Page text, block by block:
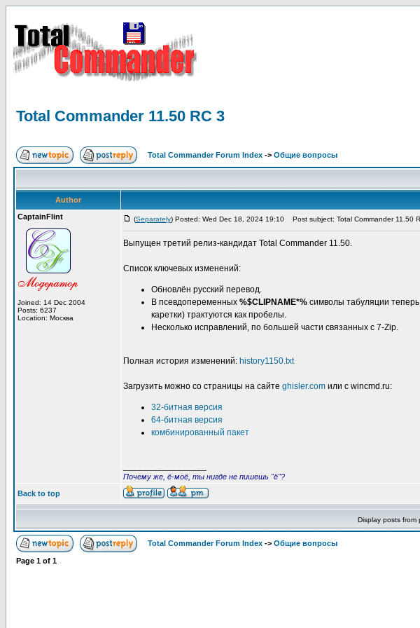
Total Commander 11.50 RC 3
Total Commander Forum Index -> Общие вопросы
Author
CaptainFlint
Joined: 14 Dec 2004
Posts: 6237
Location: Москва
(Separately) Posted: Wed Dec 18, 2024 19:10 Post subject: Total Commander 11.50
Выпущен третий релиз-кандидат Total Commander 11.50.
Список ключевых изменений:
Обновлён русский перевод.
В псевдопеременных %$CLIPNAME*% символы табуляции
каретки) трактуются как пробелы.
Несколько исправлений, по большей части связанных с 7-Zip.
Полная история изменений: history1150.txt
Загрузить можно со страницы на сайте ghisler.com или с wincmd.ru:
32-битная версия
64-битная версия
комбинированный пакет
Почему же, ё-моё, ты нигде не пишешь "ё"?
Back to top
Display posts from
Total Commander Forum Index -> Общие вопросы
Page 1 of 1